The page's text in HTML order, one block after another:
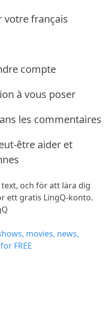
votre français
compte
à vous poser
les commentaires
être aider et
och för att lära dig
ett gratis LingQ-konto.